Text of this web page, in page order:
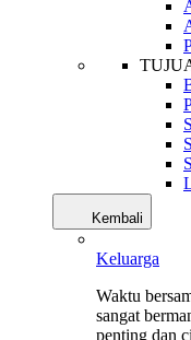
Kembali
Keluarga
Waktu
sangat
penting dan